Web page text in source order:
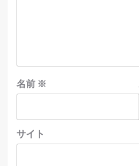
名前 ※
サイト